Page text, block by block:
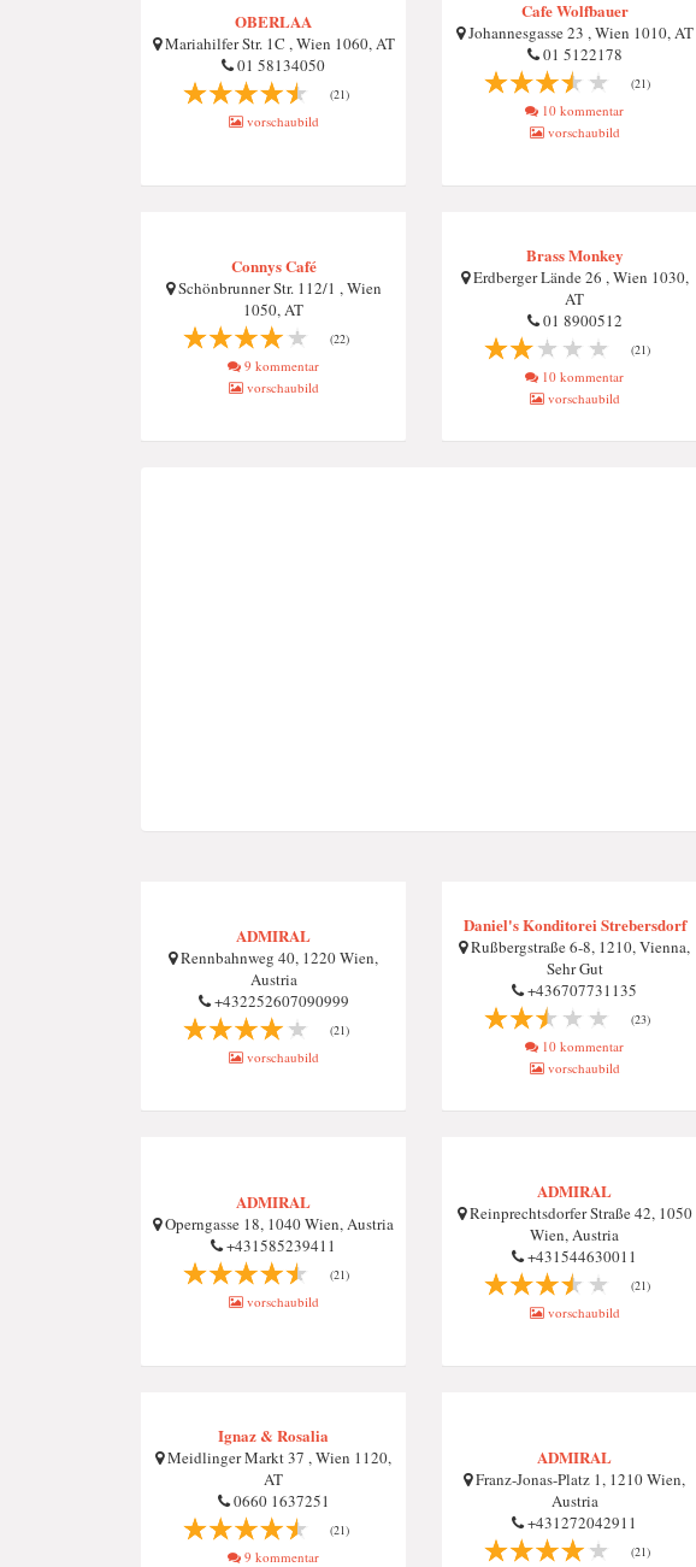
OBERLAA
Mariahilfer Str. 1C , Wien 1060, AT
01 58134050
(21)
vorschaubild
Cafe Wolfbauer
Johannesgasse 23 , Wien 1010, AT
01 5122178
(21)
10 kommentar
vorschaubild
Connys Café
Schönbrunner Str. 112/1 , Wien
1050, AT
(22)
9 kommentar
vorschaubild
Brass Monkey
Erdberger Lände 26 , Wien 1030,
AT
01 8900512
(21)
10 kommentar
vorschaubild
ADMIRAL
Rennbahnweg 40, 1220 Wien,
Austria
+432252607090999
(21)
vorschaubild
Daniel's Konditorei Strebersdorf
Rußbergstraße 6-8, 1210, Vienna,
Sehr Gut
+436707731135
(23)
10 kommentar
vorschaubild
ADMIRAL
Operngasse 18, 1040 Wien, Austria
+431585239411
(21)
vorschaubild
ADMIRAL
Reinprechtsdorfer Straße 42, 1050
Wien, Austria
+431544630011
(21)
vorschaubild
Ignaz & Rosalia
Meidlinger Markt 37 , Wien 1120,
AT
0660 1637251
(21)
9 kommentar
ADMIRAL
Franz-Jonas-Platz 1, 1210 Wien,
Austria
+431272042911
(21)